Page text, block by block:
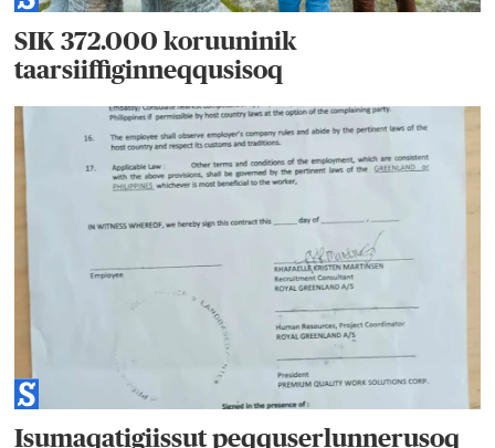
SIK 372.000 koruuninik
taarsiiffiginneqqusisoq
Isumaqatigiissut peqquserlunnerusoq